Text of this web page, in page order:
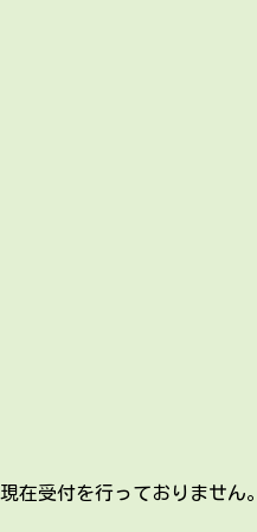
現在受付を行っておりません。